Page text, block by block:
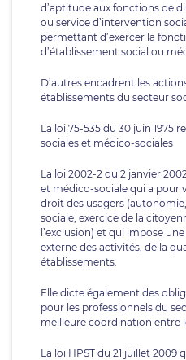
d’aptitude aux fonctions de
ou service d’intervention
permettant d’exercer la
d’établissement social ou
D’autres encadrent les
établissements du secteur
La loi 75-535 du 30 juin 1975
sociales et médico-sociales
La loi 2002-2 du 2 janvier
et médico-sociale qui a pour
droit des usagers
sociale, exercice de la
l’exclusion) et qui impose
externe des activités, de la
établissements.
Elle dicte également des
pour les professionnels du
meilleure coordination entre
La loi HPST du 21 juillet 2009